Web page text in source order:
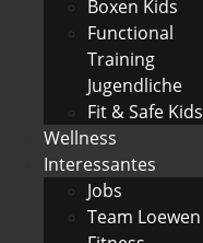
Boxen Kids
Functional
Training
Jugendliche
Fit & Safe Kids
Wellness
Interessantes
Jobs
Team Loewen